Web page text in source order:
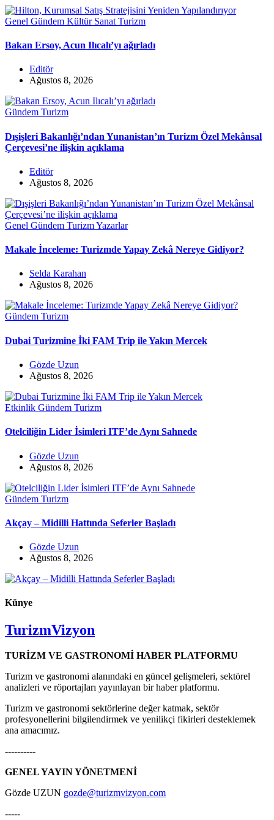
Genel Gündem Kültür Sanat Turizm
Bakan Ersoy, Acun Ilıcalı’yı ağırladı
Editör
Ağustos 8, 2026
Gündem Turizm
Dışişleri Bakanlığı’ndan Yunanistan’ın Turizm Özel Mekânsal
Çerçevesi’ne ilişkin açıklama
Editör
Ağustos 8, 2026
Genel Gündem TurizmYazarlar
Makale İnceleme: Turizmde Yapay Zekâ Nereye Gidiyor?
Selda Karahan
Ağustos 8, 2026
Gündem Turizm
Dubai Turizmine İki FAM Trip ile Yakın Mercek
Gözde Uzun
Ağustos 8, 2026
Etkinlik Gündem Turizm
Otelciliğin Lider İsimleri ITF’de Aynı Sahnede
Gözde Uzun
Ağustos 8, 2026
Gündem Turizm
Akçay – Midilli Hattında Seferler Başladı
Gözde Uzun
Ağustos 8, 2026
Künye
TurizmVizyon
TURİZM VE GASTRONOMİ HABER PLATFORMU
Turizm ve gastronomi alanındaki en güncel gelişmeleri, sektörel
analizleri ve röportajları yayınlayan bir haber platformu.
Turizm ve gastronomi sektörlerine değer katmak, sektör
profesyonellerini bilgilendirmek ve yenilikçi fikirleri desteklemek
ana amacımız.
----------
GENEL YAYIN YÖNETMENİ
Gözde UZUN gozde@turizmvizyon.com
-----